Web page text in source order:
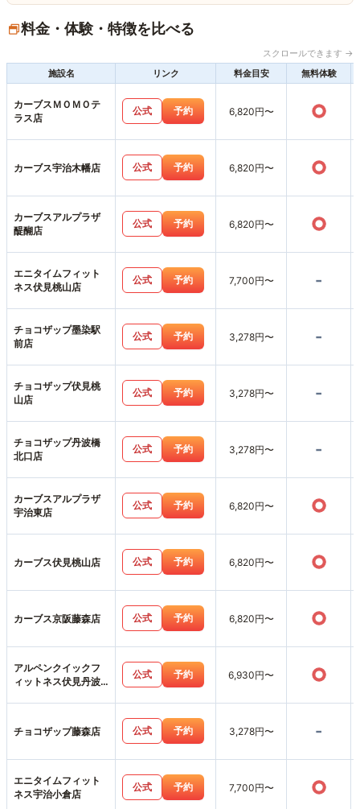
料金・体験・特徴を比べる
スクロールできます →
施設名
リンク 料金目安 無料体験
カーブスＭＯＭＯテ
ラス店
公式 予約 6,820円〜 ○
カーブス宇治木幡店 公式 予約 6,820円〜 ○
カーブスアルプラザ
醍醐店
公式 予約 6,820円〜 ○
エニタイムフィット
ネス伏見桃山店
公式 予約 7,700円〜 -
チョコザップ墨染駅
前店
公式 予約 3,278円〜 -
チョコザップ伏見桃
山店
公式 予約 3,278円〜 -
チョコザップ丹波橋
北口店
公式 予約 3,278円〜 -
カーブスアルプラザ
宇治東店
公式 予約 6,820円〜 ○
カーブス伏見桃山店 公式 予約 6,820円〜 ○
カーブス京阪藤森店 公式 予約 6,820円〜 ○
アルペンクイックフ
ィットネス伏見丹波
公式 予約 6,930円〜 ○
チョコザップ藤森店 公式 予約 3,278円〜 -
エニタイムフィット
ネス宇治小倉店
公式 予約 7,700円〜 ○